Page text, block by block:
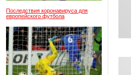
Последствия коронавируса для
европейского футбола